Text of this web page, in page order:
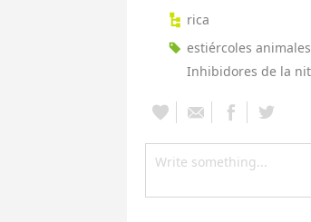
rica
estiércoles animales
Inhibidores de la